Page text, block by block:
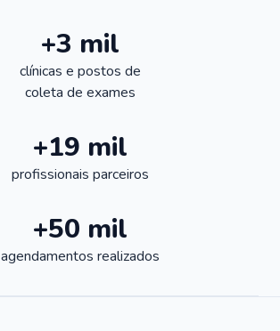
+3 mil
clínicas e postos de
coleta de exames
+19 mil
profissionais parceiros
+50 mil
agendamentos realizados